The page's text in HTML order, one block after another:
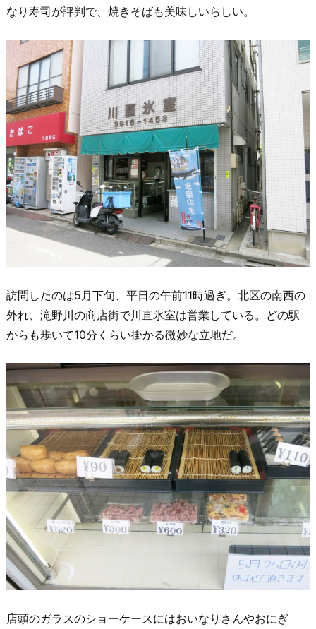
なり寿司が評判で、焼きそばも美味しいらしい。
訪問したのは5月下旬、平日の午前11時過ぎ。北区の南西の
外れ、滝野川の商店街で川直氷室は営業している。どの駅
からも歩いて10分くらい掛かる微妙な立地だ。
店頭のガラスのショーケースにはおいなりさんやおにぎ